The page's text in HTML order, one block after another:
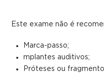
Este exame não é
Marca-passo;
mplantes auditivos;
Próteses ou